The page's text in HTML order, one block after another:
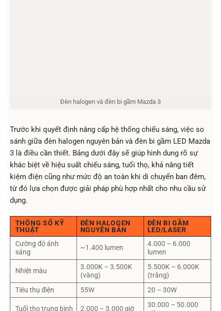
Đèn halogen và đèn bi gầm Mazda 3
Trước khi quyết định nâng cấp hệ thống chiếu sáng, việc so
sánh giữa đèn halogen nguyên bản và đèn bi gầm LED Mazda
3 là điều cần thiết. Bảng dưới đây sẽ giúp hình dung rõ sự
khác biệt về hiệu suất chiếu sáng, tuổi thọ, khả năng tiết
kiệm điện cũng như mức độ an toàn khi di chuyển ban đêm,
từ đó lựa chọn được giải pháp phù hợp nhất cho nhu cầu sử
dụng.
THÔNG SỐ KỸ
THUẬT
ĐÈN HALOGEN
NGUYÊN BẢN
ĐÈN BI GẦM
LED/LASER
Cường độ ánh
sáng
~1.400 lumen
4.000 – 6.000
lumen
Nhiệt màu
3.000K – 3.500K
(vàng)
5.500K – 6.000K
(trắng)
Tiêu thụ điện
55W 20 – 30W
Tuổi thọ trung bình 2.000 – 3.000 giờ
30.000 – 50.000